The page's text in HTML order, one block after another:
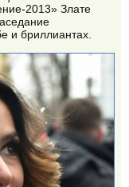
2013» Злате
и бриллиантах.